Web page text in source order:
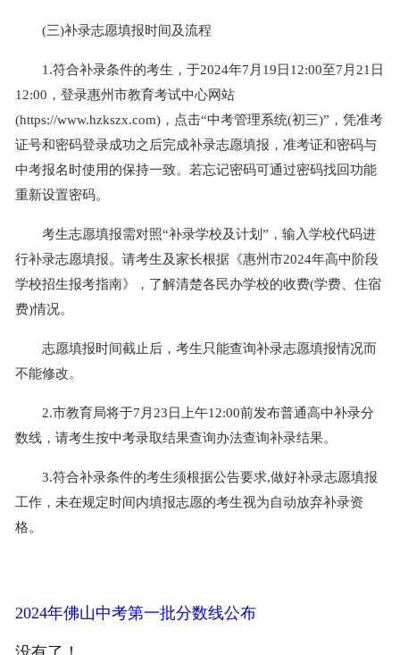
(三)补录志愿填报时间及流程
1.符合补录条件的考生，于2024年7月19日12:00至7月21日
12:00，登录惠州市教育考试中心网站
(https://www.hzkszx.com)，点击“中考管理系统(初三)”，凭准考
证号和密码登录成功之后完成补录志愿填报，准考证和密码与
中考报名时使用的保持一致。若忘记密码可通过密码找回功能
重新设置密码。
考生志愿填报需对照“补录学校及计划”，输入学校代码进
行补录志愿填报。请考生及家长根据《惠州市2024年高中阶段
学校招生报考指南》，了解清楚各民办学校的收费(学费、住宿
费)情况。
志愿填报时间截止后，考生只能查询补录志愿填报情况而
不能修改。
2.市教育局将于7月23日上午12:00前发布普通高中补录分
数线，请考生按中考录取结果查询办法查询补录结果。
3.符合补录条件的考生须根据公告要求,做好补录志愿填报
工作，未在规定时间内填报志愿的考生视为自动放弃补录资
格。
2024年佛山中考第一批分数线公布